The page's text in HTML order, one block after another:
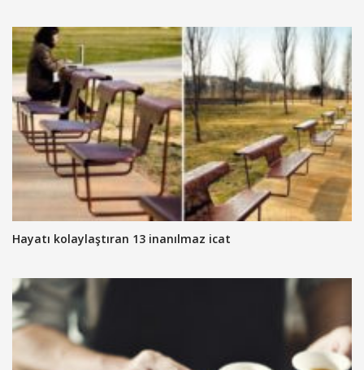
Hayatı kolaylaştıran 13 inanılmaz icat